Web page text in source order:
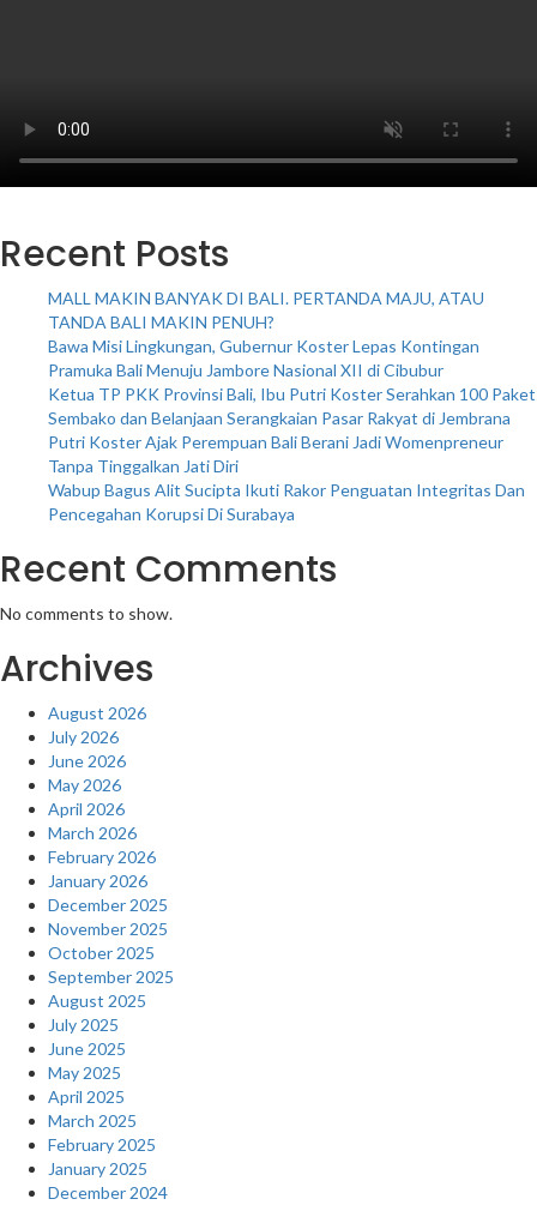
Recent Posts
MALL MAKIN BANYAK DI BALI. PERTANDA MAJU, ATAU
TANDA BALI MAKIN PENUH?
Bawa Misi Lingkungan, Gubernur Koster Lepas Kontingan
Pramuka Bali Menuju Jambore Nasional XII di Cibubur
Ketua TP PKK Provinsi Bali, Ibu Putri Koster Serahkan 100 Paket
Sembako dan Belanjaan Serangkaian Pasar Rakyat di Jembrana
Putri Koster Ajak Perempuan Bali Berani Jadi Womenpreneur
Tanpa Tinggalkan Jati Diri
Wabup Bagus Alit Sucipta Ikuti Rakor Penguatan Integritas Dan
Pencegahan Korupsi Di Surabaya
Recent Comments
No comments to show.
Archives
August 2026
July 2026
June 2026
May 2026
April 2026
March 2026
February 2026
January 2026
December 2025
November 2025
October 2025
September 2025
August 2025
July 2025
June 2025
May 2025
April 2025
March 2025
February 2025
January 2025
December 2024